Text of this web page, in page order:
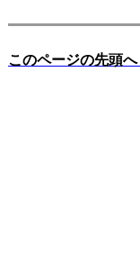
このページの先頭へ